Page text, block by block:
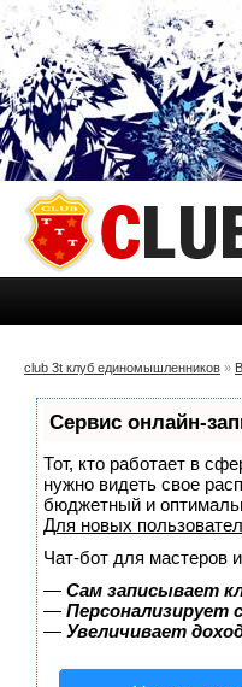
club 3t клуб единомышленников »
Сервис онлайн-
Тот, кто работает в
нужно видеть свое
бюджетный и
Для новых
Чат-бот для мастеров
— Сам записывает
— Персонализирует
— Увеличивает